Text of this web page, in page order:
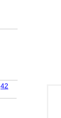
42